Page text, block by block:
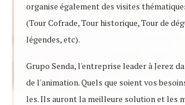
organise également des visites
(Tour Cofrade, Tour historique, Tour de
légendes, etc).
Grupo Senda, l'entreprise leader à Jerez
de l'animation. Quels que soient vos
les. Ils auront la meilleure solution et les